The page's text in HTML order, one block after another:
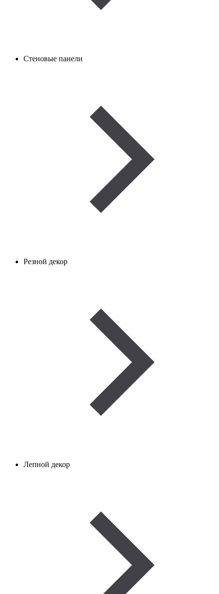
Стеновые панели
Резной декор
Лепной декор